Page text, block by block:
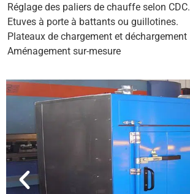
Réglage des paliers de chauffe selon CDC.
Etuves à porte à battants ou guillotines.
Plateaux de chargement et déchargement
Aménagement sur-mesure